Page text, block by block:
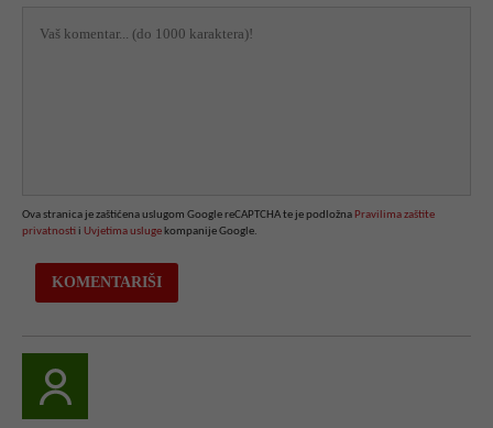
Ova stranica je zaštićena uslugom Google reCAPTCHA te je podložna Pravilima zaštite
privatnosti i Uvjetima usluge kompanije Google.